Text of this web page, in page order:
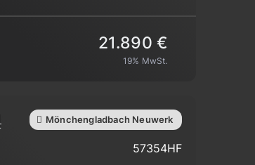
21.890 €
19% MwSt.
Mönchengladbach Neuwerk
57354HF